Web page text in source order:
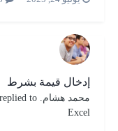
إدخال قيمة بشرط
محمد هشام.
Excel